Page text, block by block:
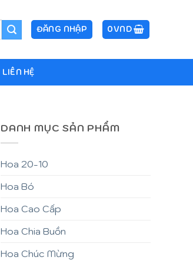
ĐĂNG NHẬP 0VND
LIÊN HỆ
DANH MỤC SẢN PHẨM
Hoa 20-10
Hoa Bó
Hoa Cao Cấp
Hoa Chia Buồn
Hoa Chúc Mừng